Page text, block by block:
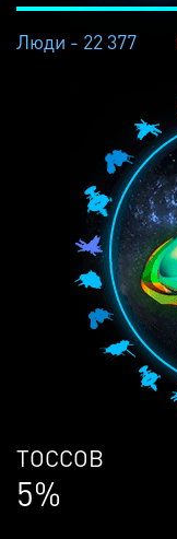
Люди - 22 377
ЛЮДЕЙ
68%